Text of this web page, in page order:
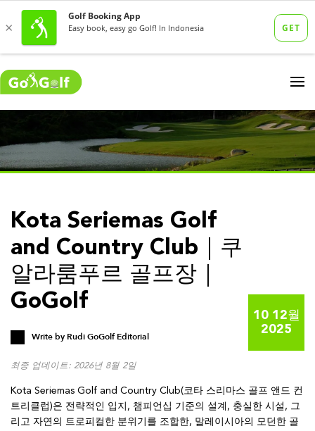
Kota Seriemas Golf
and Country Club｜쿠
알라룸푸르 골프장｜
GoGolf
10 12월
2025
Write by Rudi GoGolf Editorial
최종 업데이트: 2026년 8월 2일
Kota Seriemas Golf and Country Club(코타 스리마스 골프 앤드 컨
트리클럽)은 전략적인 입지, 챔피언십 기준의 설계, 충실한 시설, 그
리고 자연의 트로피컬한 분위기를 조합한, 말레이시아의 모던한 골